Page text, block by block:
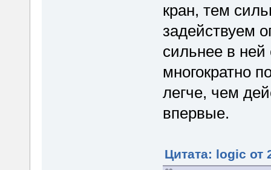
кран, тем
задействуем
сильнее в ней
многократно
легче, чем
впервые.
Цитата: logic от